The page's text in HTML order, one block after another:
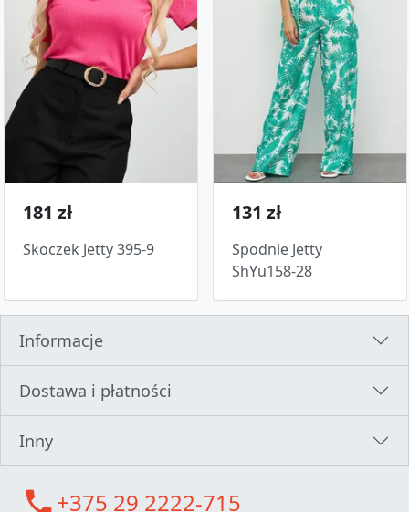
181 zł
Skoczek Jetty 395-9
131 zł
Spodnie Jetty
ShYu158-28
Informacje
Dostawa i płatności
Inny
call+375 29 2222-715